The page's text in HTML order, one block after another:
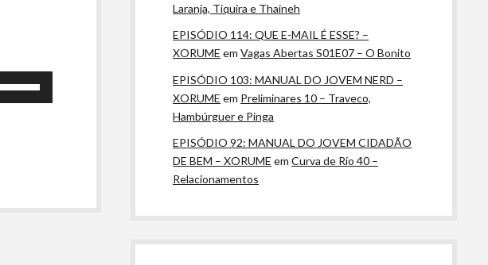
Laranja, Tiquira e Thaineh
EPISÓDIO 114: QUE E-MAIL É ESSE? –
XORUME emVagas Abertas S01E07 – O Bonito
EPISÓDIO 103: MANUAL DO JOVEM NERD –
XORUME em Preliminares 10 – Traveco,
Hambúrguer e Pinga
EPISÓDIO 92: MANUAL DO JOVEM CIDADÃO
DE BEM – XORUME emCurva de Rio 40 –
Relacionamentos